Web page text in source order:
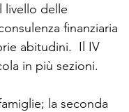
livello delle
finanziaria
abitudini.  Il IV
in più sezioni.
la seconda